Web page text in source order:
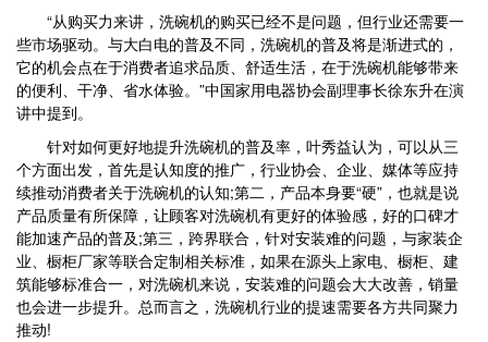
“从购买力来讲，洗碗机的购买已经不是问题，但行业还需要一
些市场驱动。与大白电的普及不同，洗碗机的普及将是渐进式的，
它的机会点在于消费者追求品质、舒适生活，在于洗碗机能够带来
的便利、干净、省水体验。”中国家用电器协会副理事长徐东升在演
讲中提到。
针对如何更好地提升洗碗机的普及率，叶秀益认为，可以从三
个方面出发，首先是认知度的推广，行业协会、企业、媒体等应持
续推动消费者关于洗碗机的认知;第二，产品本身要“硬”，也就是说
产品质量有所保障，让顾客对洗碗机有更好的体验感，好的口碑才
能加速产品的普及;第三，跨界联合，针对安装难的问题，与家装企
业、橱柜厂家等联合定制相关标准，如果在源头上家电、橱柜、建
筑能够标准合一，对洗碗机来说，安装难的问题会大大改善，销量
也会进一步提升。总而言之，洗碗机行业的提速需要各方共同聚力
推动!